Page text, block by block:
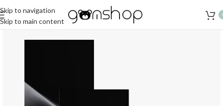
Skip to navigation
Skip to main content